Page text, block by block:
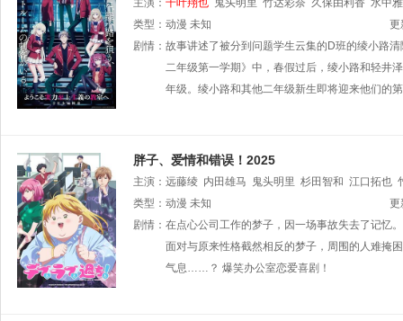
主演： 千叶翔也 鬼头明里 竹达彩奈 久保由利香 水中
类型： 动漫 未知
更
剧情： 故事讲述了被分到问题学生云集的D班的绫小路
二年级第一学期》中，春假过后，绫小路和轻井
年级。绫小路和其他二年级新生即将迎来他们
胖子、爱情和错误！2025
主演： 远藤绫 内田雄马 鬼头明里 杉田智和 江口拓也
类型： 动漫 未知
更
剧情： 在点心公司工作的梦子，因一场事故失去了记忆
面对与原来性格截然相反的梦子，周围的人难掩
气息……？ 爆笑办公室恋爱喜剧！